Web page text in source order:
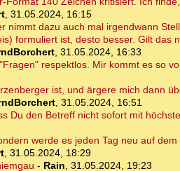
, 31.05.2024, 16:15
nimmt dazu auch mal irgendwann
formuliert ist, desto besser. Gilt das
, 31.05.2024, 16:33
respektlos. Mir kommt es so
ist, und ärgere mich dann
, 31.05.2024, 16:51
Du den Betreff nicht sofort mit
werde es jeden Tag neu auf
, 31.05.2024, 18:29
- Rain, 31.05.2024, 19:23